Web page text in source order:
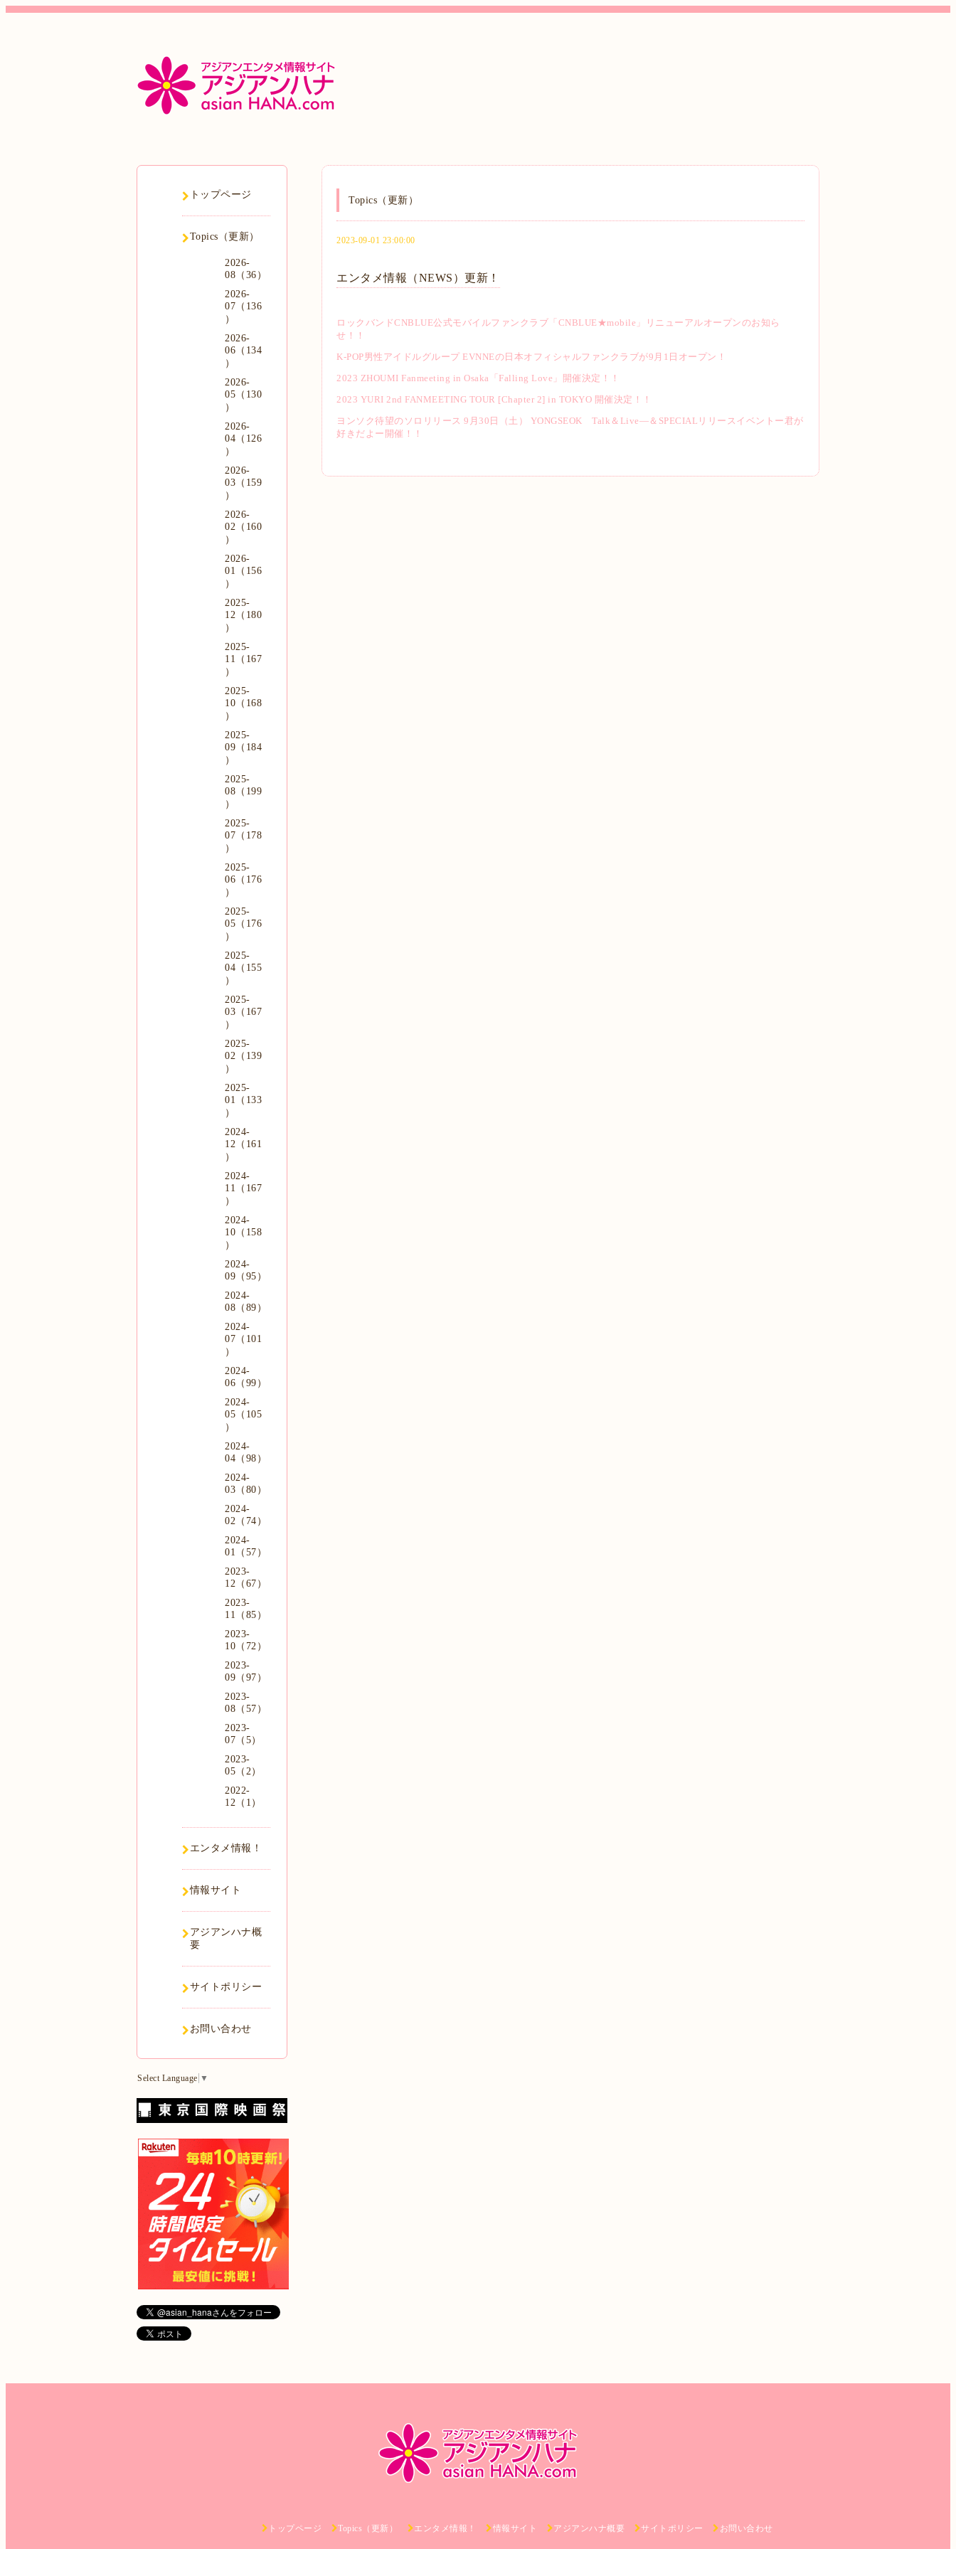
Topics（更新）
2023-09-01 23:00:00
エンタメ情報（NEWS）更新！
ロックバンドCNBLUE公式モバイルファンクラブ「CNBLUE★mobile」リニューアルオープンのお知ら
せ！！
K-POP男性アイドルグループ EVNNEの日本オフィシャルファンクラブが9月1日オープン！
2023 ZHOUMI Fanmeeting in Osaka「Falling Love」開催決定！！
2023 YURI 2nd FANMEETING TOUR [Chapter 2] in TOKYO 開催決定！！
ヨンソク待望のソロリリース 9月30日（土） YONGSEOK Talk＆Live―＆SPECIALリリースイベントー君が
好きだよー開催！！
トップページ
Topics（更新）
2026-
08（36）
2026-
07（136
）
2026-
06（134
）
2026-
05（130
）
2026-
04（126
）
2026-
03（159
）
2026-
02（160
）
2026-
01（156
）
2025-
12（180
）
2025-
11（167
）
2025-
10（168
）
2025-
09（184
）
2025-
08（199
）
2025-
07（178
）
2025-
06（176
）
2025-
05（176
）
2025-
04（155
）
2025-
03（167
）
2025-
02（139
）
2025-
01（133
）
2024-
12（161
）
2024-
11（167
）
2024-
10（158
）
2024-
09（95）
2024-
08（89）
2024-
07（101
）
2024-
06（99）
2024-
05（105
）
2024-
04（98）
2024-
03（80）
2024-
02（74）
2024-
01（57）
2023-
12（67）
2023-
11（85）
2023-
10（72）
2023-
09（97）
2023-
08（57）
2023-
07（5）
2023-
05（2）
2022-
12（1）
エンタメ情報！
情報サイト
アジアンハナ概
要
サイトポリシー
お問い合わせ
Select Language ▼
トップページ Topics（更新） エンタメ情報！ 情報サイト アジアンハナ概要 サイトポリシー お問い合わせ